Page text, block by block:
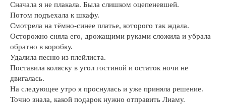
Сначала я не плакала. Была слишком оцепеневшей.
Потом подъехала к шкафу.
Смотрела на тёмно-синее платье, которого так ждала.
Осторожно сняла его, дрожащими руками сложила и убрала
обратно в коробку.
Удалила песню из плейлиста.
Поставила коляску в угол гостиной и остаток ночи не
двигалась.
На следующее утро я проснулась и уже приняла решение.
Точно знала, какой подарок нужно отправить Лиаму.